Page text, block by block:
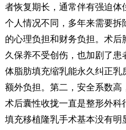
者恢复期长，通常伴有强迫体
个人情况不同，多年来需要拆
的心理负担和财务负担。术后
久保养不受创伤，也加剧了患
体脂肪填充缩乳能永久纠正乳
额外负担。第二，安全系数高
术后囊性收拢一直是整形外科
填充移植隆乳手术基本没有明